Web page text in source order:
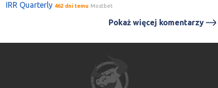
IRR Quarterly 462 dni temu Mostbet
Pokaż więcej komentarzy